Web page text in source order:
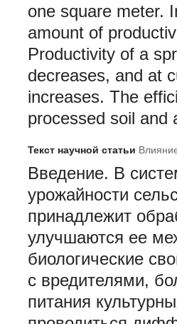
one square meter.
amount of
Productivity of a
decreases, and at
increases. The
processed soil and
Текст научной статьи
Введение. В
урожайности
принадлежит
улучшаются ее
биологические
с вредителями,
питания